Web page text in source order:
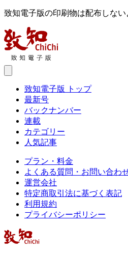
致知電子版の印刷物は配布しな
致知電子版 トップ
最新号
バックナンバー
連載
カテゴリー
人気記事
プラン・料金
よくある質問・お問い合わ
運営会社
特定商取引法に基づく表記
利用規約
プライバシーポリシー